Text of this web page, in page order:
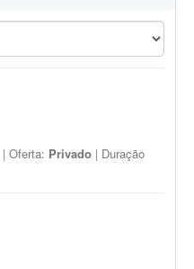
| Oferta: Privado | Duração